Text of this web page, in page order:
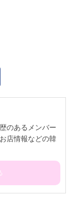
のあるメンバー
店情報などの韓